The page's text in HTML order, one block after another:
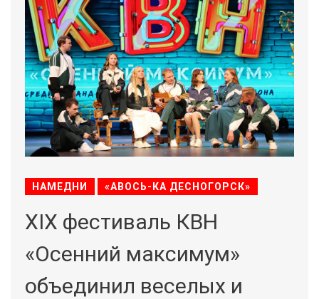
НАМЕДНИ «АВОСЬ-КА ДЕСНОГОРСК»
XIX фестиваль КВН
«Осенний максимум»
объединил веселых и